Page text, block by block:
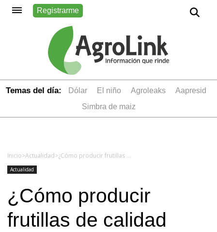
Registrarme
Temas del día: dólar el niño Agroleaks
aapresid
simbra de maiz
Inicio>Actualidad> ¿Cómo producir frutillas de calidad todo el año?
Actualidad
¿Cómo producir
frutillas de calidad